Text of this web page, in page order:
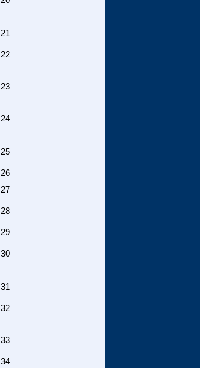
21
22
23
24
25
26
27
28
29
30
31
32
33
34